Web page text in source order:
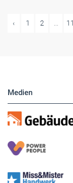
‹ 1 2 ... 11
Medien